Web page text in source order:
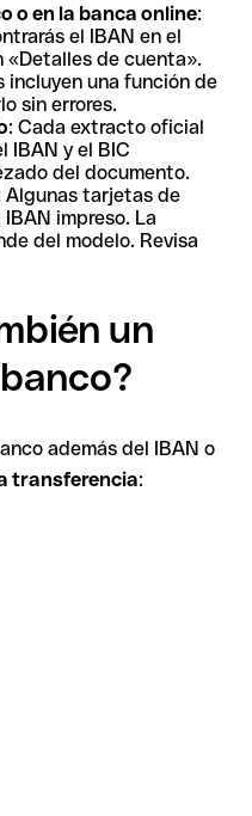
o en la banca online:
el IBAN en el
«Detalles de cuenta».
incluyen una función de
sin errores.
: Cada extracto oficial
IBAN y el BIC
del documento.
Algunas tarjetas de
impreso. La
del modelo. Revisa
un
además del IBAN o
transferencia: